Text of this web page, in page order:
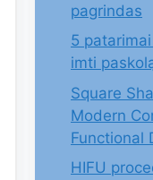
pagrindas
5
imti
Square
Modern
Functional
HIFU